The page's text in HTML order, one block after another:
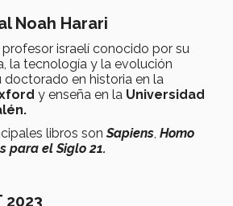
Noah Harari
profesor israelí conocido por su
la tecnología y la evolución
doctorado en historia en la
y enseña en la Universidad
libros sonSapiens, Homo
para el Siglo 21.
2023